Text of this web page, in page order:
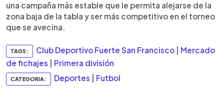
una campaña más estable que le permita alejarse de la
zona baja de la tabla y ser más competitivo en el torneo
que se avecina.
TAGS: Club Deportivo Fuerte San Francisco
Mercado
de fichajes
Primera división
CATEGORIA: Deportes Futbol